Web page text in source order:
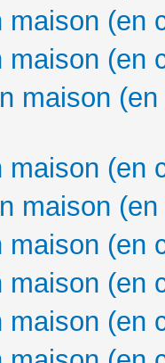
maison (en
maison (en
maison
maison (en
maison
maison (en
maison (en
maison (en